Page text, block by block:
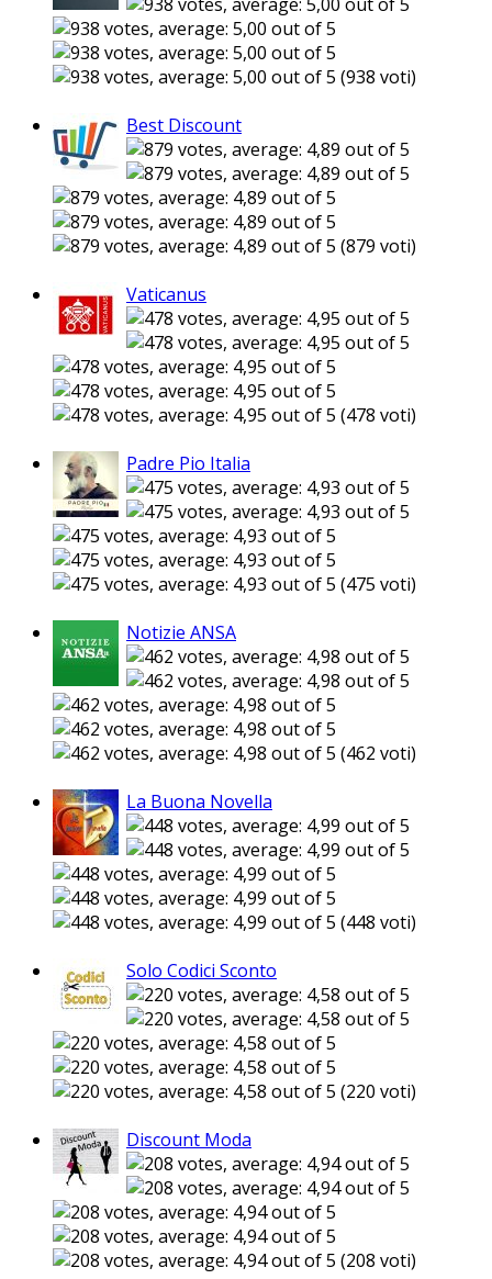
(938 voti)
Best Discount
(879 voti)
Vaticanus
(478 voti)
Padre Pio Italia
(475 voti)
Notizie ANSA
(462 voti)
La Buona Novella
(448 voti)
Solo Codici Sconto
(220 voti)
Discount Moda
(208 voti)